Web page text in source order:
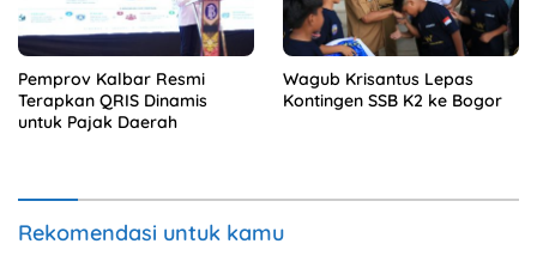
Pemprov Kalbar Resmi
Terapkan QRIS Dinamis
untuk Pajak Daerah
Wagub Krisantus Lepas
Kontingen SSB K2 ke Bogor
Rekomendasi untuk kamu